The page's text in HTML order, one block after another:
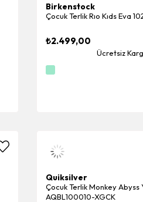
Birkenstock
Çocuk Terlik Rıo Kıds Eva
₺2.499,00
Ücretsiz
Quiksilver
Çocuk Terlik Monkey Abyss
AQBL100010-XGCK